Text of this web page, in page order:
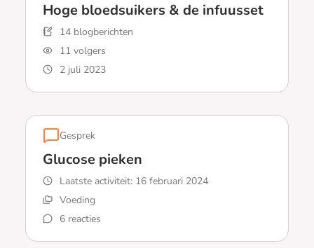
Hoge bloedsuikers & de infuusset
14 blogberichten
11 volgers
2 juli 2023
Lees meer over Hoge bloedsuikers & de infuusset
Gesprek
Glucose pieken
Laatste activiteit: 16 februari 2024
Voeding
6 reacties
Lees meer over Glucose pieken